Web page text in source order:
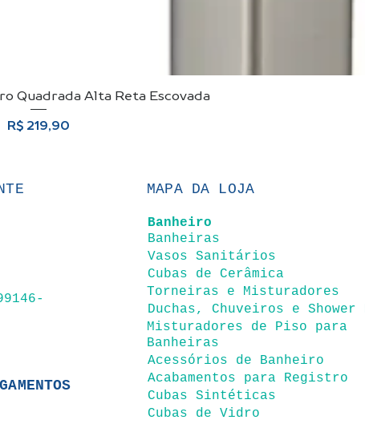
rápida
Quadrada Alta Reta Escovada
Preço
R$ 219,90
MAPA DA LOJA
Banheiro
Banheiras
Vasos Sanitários
Cubas de Cerâmica
Torneiras e Misturadores
Duchas, Chuveiros e Shower
Misturadores de Piso para
Banheiras
Acessórios de Banheiro
Acabamentos para Registro
Cubas Sintéticas
Cubas de Vidro